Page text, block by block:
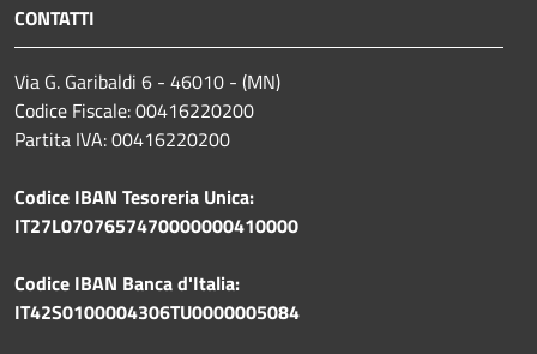
CONTATTI
Via G. Garibaldi 6 - 46010 - (MN)
Codice Fiscale: 00416220200
Partita IVA: 00416220200
Codice IBAN Tesoreria Unica:
IT27L0707657470000000410000
Codice IBAN Banca d'Italia:
IT42S0100004306TU0000005084